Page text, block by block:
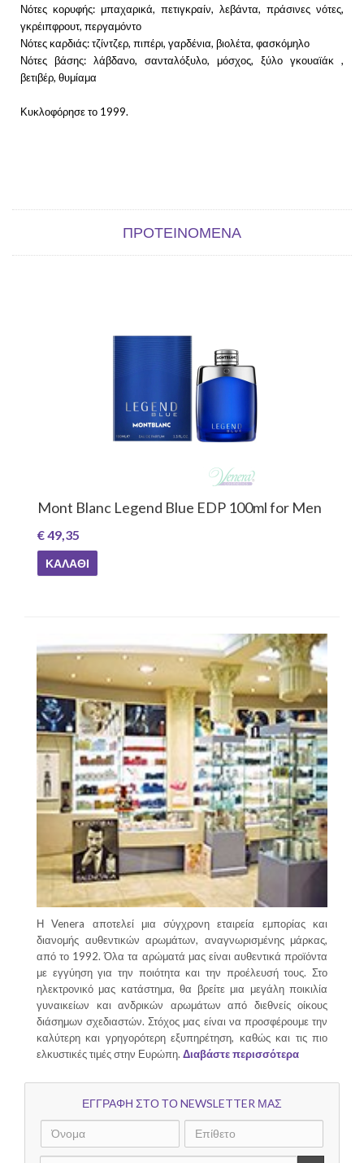
Νότες κορυφής: μπαχαρικά, πετιγκραίν, λεβάντα, πράσινες νότες,
γκρέιπφρουτ, περγαμόντο
Νότες καρδιάς: τζίντζερ, πιπέρι, γαρδένια, βιολέτα, φασκόμηλο
Νότες βάσης: λάβδανο, σανταλόξυλο, μόσχος, ξύλο γκουαϊάκ ,
βετιβέρ, θυμίαμα
Κυκλοφόρησε το 1999.
ΠΡΟΤΕΙΝΌΜΕΝΑ
Mont Blanc Legend Blue EDP 100ml for Men
€ 49,35
ΚΑΛΆΘΙ
Η Venera αποτελεί μια σύγχρονη εταιρεία εμπορίας και
διανομής αυθεντικών αρωμάτων, αναγνωρισμένης μάρκας,
από το 1992. Όλα τα αρώματά μας είναι αυθεντικά προϊόντα
με εγγύηση για την ποιότητα και την προέλευσή τους. Στο
ηλεκτρονικό μας κατάστημα, θα βρείτε μια μεγάλη ποικιλία
γυναικείων και ανδρικών αρωμάτων από διεθνείς οίκους
διάσημων σχεδιαστών. Στόχος μας είναι να προσφέρουμε την
καλύτερη και γρηγορότερη εξυπηρέτηση, καθώς και τις πιο
ελκυστικές τιμές στην Ευρώπη. Διαβάστε περισσότερα
ΕΓΓΡΑΦΗ ΣΤΟ ΤΟ NEWSLETTER ΜΑΣ